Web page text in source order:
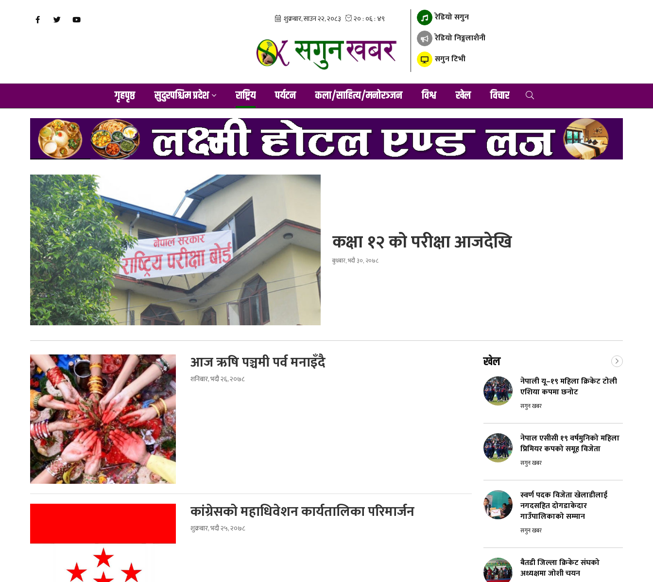
रेडियो सगुन
रेडियो निङ्गलाशैनी
सगुन टिभी
गृहपृष्ठ सुदुरपश्चिम प्रदेश राष्ट्रिय पर्यटन कला/साहित्य/मनोरञ्जन विश्व खेल विचार
कक्षा १२ को परीक्षा आजदेखि
बुधबार, भदौ ३०, २०७८
आज ऋषि पञ्चमी पर्व मनाइँदै
शनिबार, भदौ २६, २०७८
कांग्रेसको महाधिवेशन कार्यतालिका परिमार्जन
शुक्रबार, भदौ २५, २०७८
खेल
नेपाली यू–१९ महिला क्रिकेट टोली
एशिया कपमा छनोट
सगुन खबर
नेपाल एसीसी १९ वर्षमुनिको महिला
प्रिमियर कपको समूह विजेता
सगुन खबर
स्वर्ण पदक विजेता खेलाडीलाई
नगदसहित दोगडाकेदार
गाउँपालिकाको सम्मान
सगुन खबर
बैतडी जिल्ला क्रिकेट संघको
अध्यक्षमा जोशी चयन